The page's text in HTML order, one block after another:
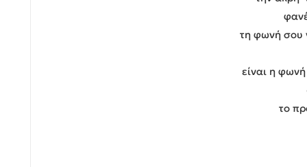
τη φωνή σου
είναι η φωνή
το